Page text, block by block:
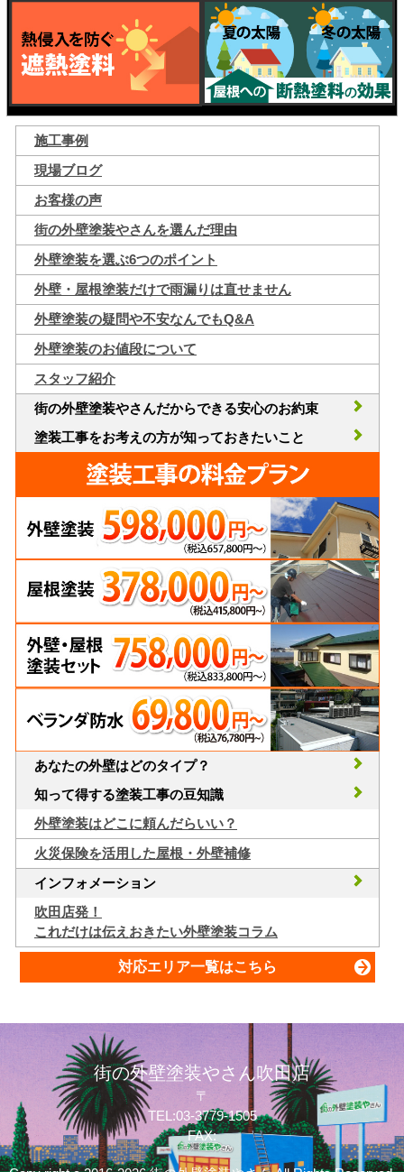
施工事例
現場ブログ
お客様の声
街の外壁塗装やさんを選んだ理由
外壁塗装を選ぶ6つのポイント
外壁・屋根塗装だけで雨漏りは直せません
外壁塗装の疑問や不安なんでもQ&A
外壁塗装のお値段について
スタッフ紹介
街の外壁塗装やさんだからできる安心のお約束
塗装工事をお考えの方が知っておきたいこと
あなたの外壁はどのタイプ？
知って得する塗装工事の豆知識
外壁塗装はどこに頼んだらいい？
火災保険を活用した屋根・外壁補修
インフォメーション
吹田店発！
これだけは伝えおきたい外壁塗装コラム
対応エリア一覧はこちら
街の外壁塗装やさん吹田店
〒
TEL:03-3779-1505
FAX: